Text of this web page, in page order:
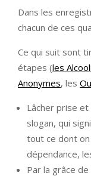
Dans les
chacun de ces
Ce qui suit sont
étapes (les
Anonymes, les
Lâcher prise et
slogan, qui
tout ce dont on
dépendance,
Par la grâce